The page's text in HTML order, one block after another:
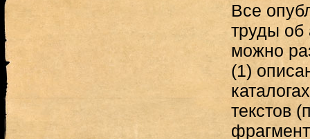
Все
труды об
можно
(1)
текстов